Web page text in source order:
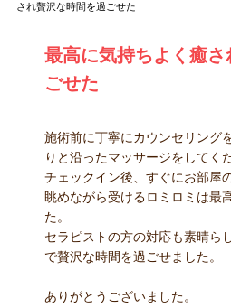
され贅沢な時間を過ごせた
最高に気持ちよく癒
ごせた
施術前に丁寧にカウンセリング
りと沿ったマッサージをしてく
チェックイン後、すぐにお部屋
眺めながら受けるロミロミは最
た。
セラピストの方の対応も素晴ら
で贅沢な時間を過ごせました。
ありがとうございました。